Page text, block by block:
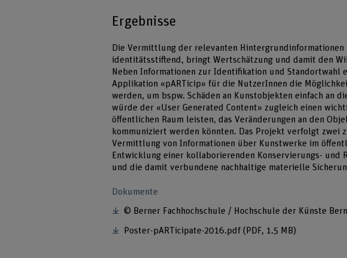
Ergebnisse
Die Vermittlung der relevanten Hintergrundinformationen
identitätsstiftend, bringt Wertschätzung und damit den
Neben Informationen zur Identifikation und Standortwahl
Applikation «pARTicip» für die NutzerInnen die
werden, um bspw. Schäden an Kunstobjekten einfach an
würde der «User Generated Content» zugleich einen
öffentlichen Raum leisten, das Veränderungen an den
kommuniziert werden könnten. Das Projekt verfolgt zwei
Vermittlung von Informationen über Kunstwerke im
Entwicklung einer kollaborierenden Konservierungs- und
und die damit verbundene nachhaltige materielle
Dokumente
© Berner Fachhochschule / Hochschule der Künste
Poster-pARTicipate-2016.pdf(PDF, 1.5 MB)